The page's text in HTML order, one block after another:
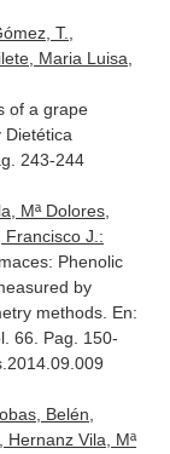
T.,
Maria Luisa,
of a grape
Dietética
243-244
Mª Dolores,
Francisco J.:
Phenolic
by
methods. En:
66. Pag. 150-
Belén,
Vila, Mª